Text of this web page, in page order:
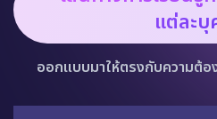
แต่ละ
ออกแบบมาให้ตรงกับความต้